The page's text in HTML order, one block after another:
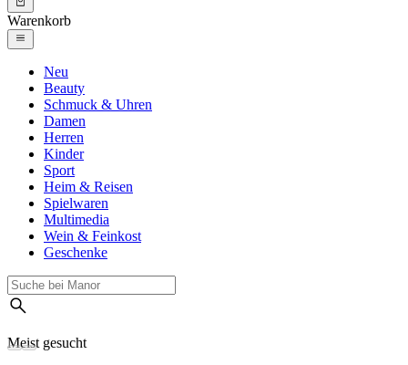
Warenkorb
Neu
Beauty
Schmuck & Uhren
Damen
Herren
Kinder
Sport
Heim & Reisen
Spielwaren
Multimedia
Wein & Feinkost
Geschenke
Meist gesucht